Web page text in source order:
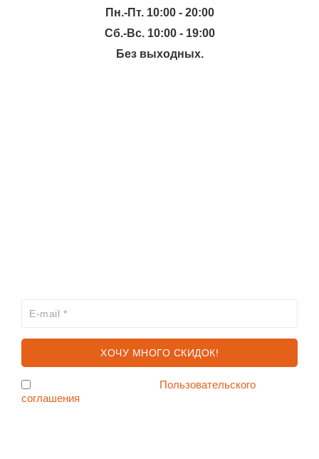
Пн.-Пт. 10:00 - 20:00
Сб.-Вс. 10:00 - 19:00
Без выходных.
Пользовательского
соглашения